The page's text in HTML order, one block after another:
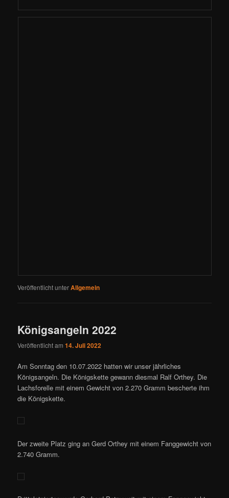
Veröffentlicht unterAllgemein
Königsangeln 2022
Veröffentlicht am14. Juli 2022
Am Sonntag den 10.07.2022 hatten wir unser jährliches
Königsangeln. Die Königskette gewann diesmal Ralf Orthey. Die
Lachsforelle mit einem Gewicht von 2.270 Gramm bescherte ihm
die Königskette.
Der zweite Platz ging an Gerd Orthey mit einem Fanggewicht von
2.740 Gramm.